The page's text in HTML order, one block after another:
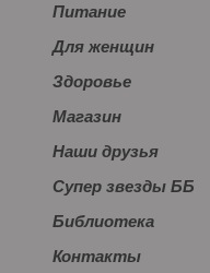
Питание
Для женщин
Здоровье
Магазин
Наши друзья
Супер звезды ББ
Библиотека
Контакты